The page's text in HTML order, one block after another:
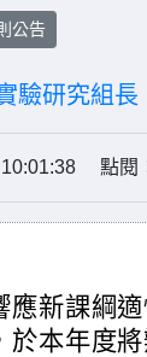
公告
驗研究組長
10:01:38 點閱
應新課綱
於本年度